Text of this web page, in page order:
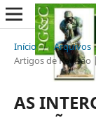
Início / Arquivos
Artigos de Revisão
AS